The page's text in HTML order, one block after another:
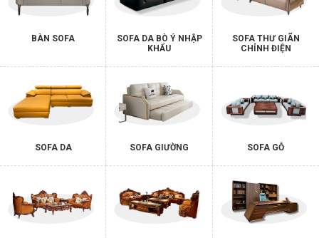
BÀN SOFA
SOFA DA BÒ Ý NHẬP
KHẨU
SOFA THƯ GIÃN
CHỈNH ĐIỆN
SOFA DA SOFA GIƯỜNG SOFA GỖ